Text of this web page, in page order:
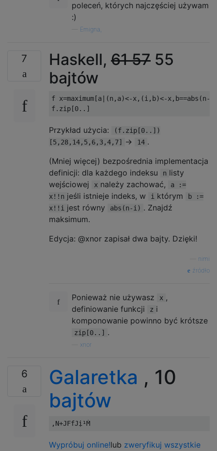
poleceń, których najczęściej używam
:)
Emigna,
7 Haskell, 6157 55
bajtów
f x=maximum[a|(n,a)<-x,(i,b)<-x,b==abs(n-
Przykład użycia:
(f.zip[0..])
[5,28,14,5,6,3,4,7]
-> 14 .
(Mniej więcej) bezpośrednia implementacja
definicji: dla każdego indeksu
n listy
wejściowej
x należy zachować,
a :=
x!!n jeśli istnieje indeks, w i którym
b :=
x!!i jest równy abs(n-i) . Znajdź
maksimum.
Edycja: @xnor zapisał dwa bajty. Dzięki!
nimi
źródło
Ponieważ nie używasz x ,
definiowanie funkcji
z i
komponowanie powinno być krótsze
zip[0..] .
xnor
6 Galaretka , 10
bajtów
Wypróbuj online!lub zweryfikuj wszystkie